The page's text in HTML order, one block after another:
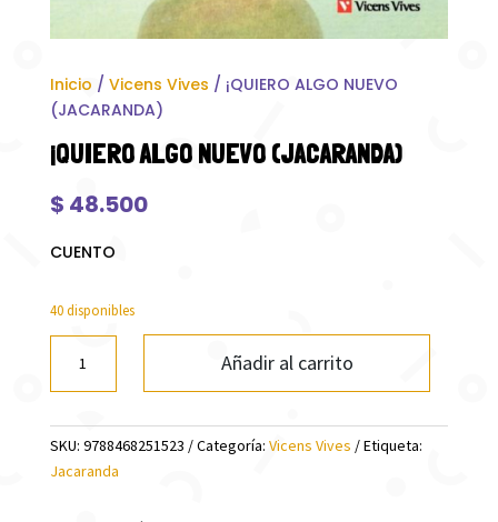
Inicio / Vicens Vives / ¡QUIERO ALGO NUEVO
(JACARANDA)
¡QUIERO ALGO NUEVO (JACARANDA)
$ 48.500
CUENTO
40 disponibles
ALGO
NUEVO
(JACARANDA)
cantidad
Añadir al carrito
SKU: 9788468251523 Categoría: Vicens Vives
Etiqueta:
Jacaranda